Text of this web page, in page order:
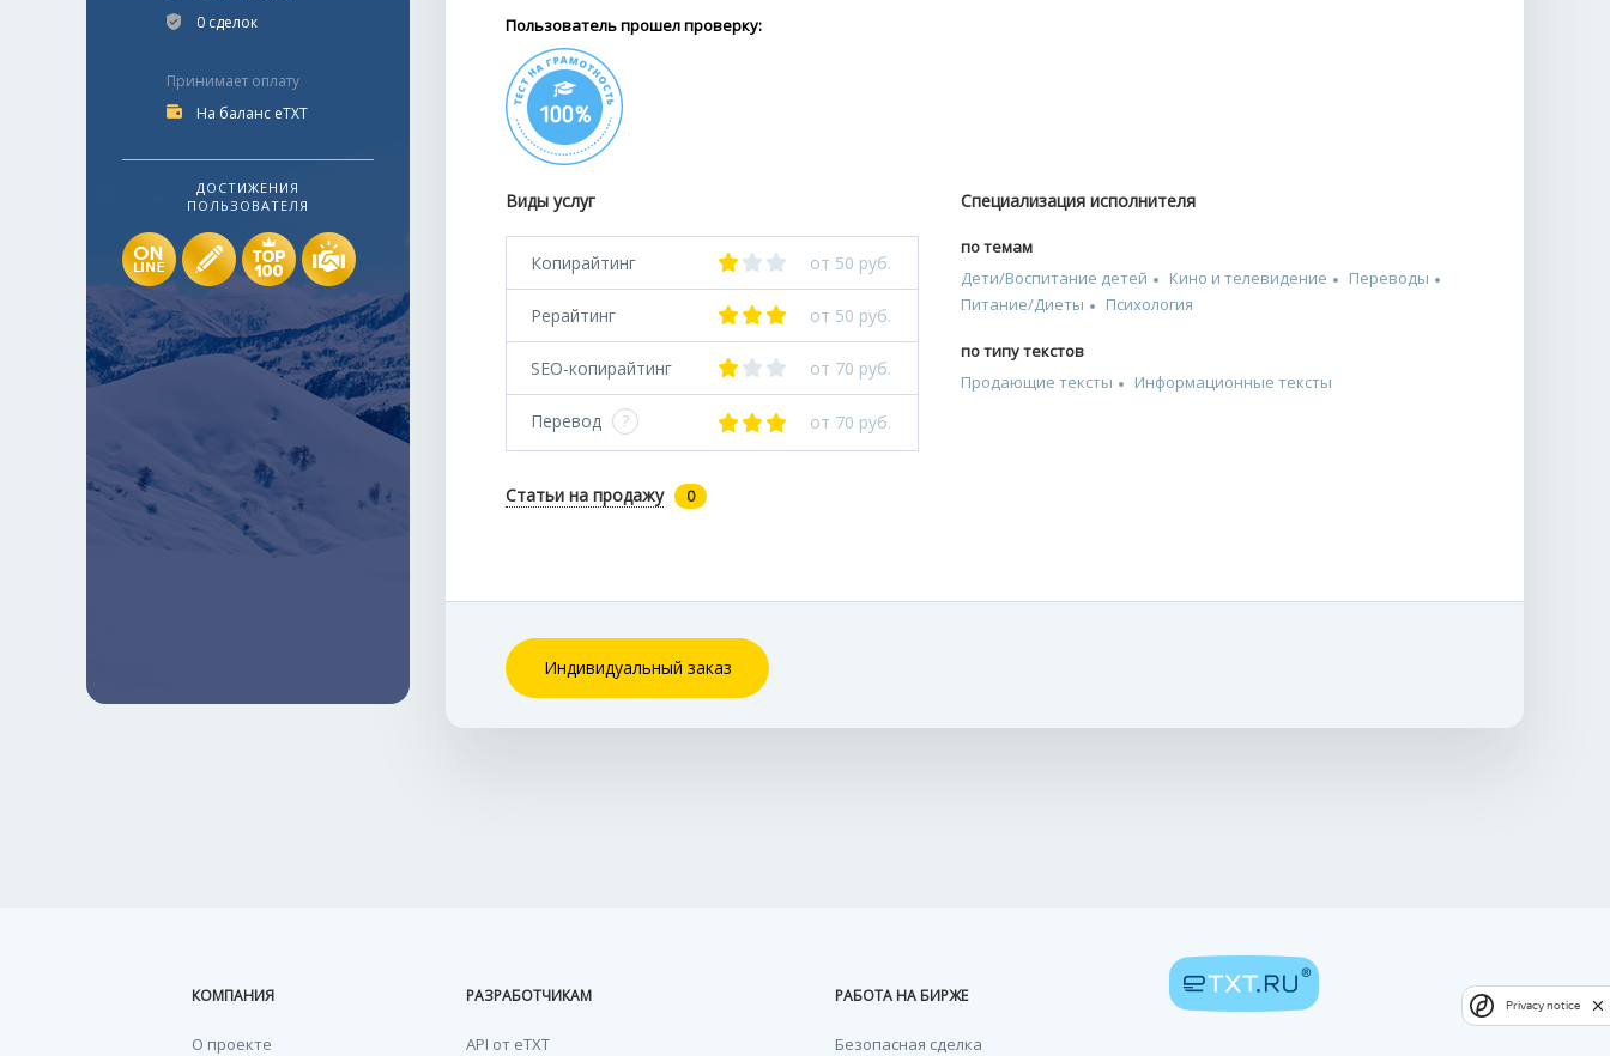
0 сделок
Принимает оплату
На баланс eTXT
ДОСТИЖЕНИЯ
ПОЛЬЗОВАТЕЛЯ
Пользователь прошел проверку:
Виды услуг
Копирайтинг от 50 руб.
Рерайтинг от 50 руб.
SEO-копирайтинг от 70 руб.
Перевод ? от 70 руб.
Специализация исполнителя
по темам
Дети/Воспитание детей
Кино и телевидение
Переводы
Питание/Диеты
Психология
по типу текстов
Продающие тексты
Информационные тексты
Статьи на продажу 0
Индивидуальный заказ
КОМПАНИЯ
О проекте
РАЗРАБОТЧИКАМ
API от eTXT
РАБОТА НА БИРЖЕ
Безопасная сделка
Privacy notice